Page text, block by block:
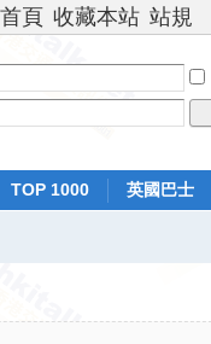
頁 收藏本站 站規
TOP 1000
英國巴士